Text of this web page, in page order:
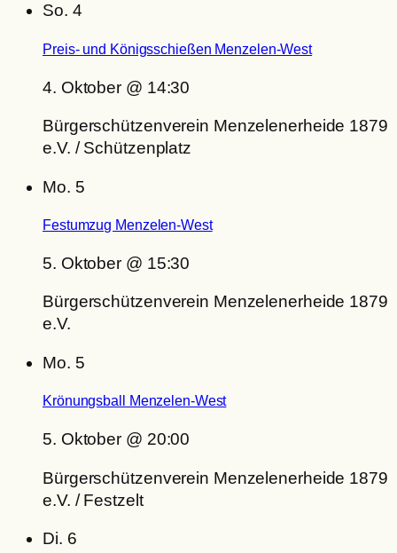
So. 4
Preis- und Königsschießen Menzelen-West
4. Oktober @ 14:30
Bürgerschützenverein Menzelenerheide 1879
e.V. / Schützenplatz
Mo. 5
Festumzug Menzelen-West
5. Oktober @ 15:30
Bürgerschützenverein Menzelenerheide 1879
e.V.
Mo. 5
Krönungsball Menzelen-West
5. Oktober @ 20:00
Bürgerschützenverein Menzelenerheide 1879
e.V. / Festzelt
Di. 6